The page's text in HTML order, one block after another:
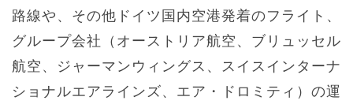
路線や、その他ドイツ国内空港発着のフライト、
グループ会社（オーストリア航空、ブリュッセル
航空、ジャーマンウィングス、スイスインターナ
ショナルエアラインズ、エア・ドロミティ）の運